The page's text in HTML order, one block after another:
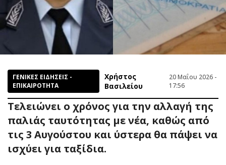
ΓΕΝΙΚΕΣ ΕΙΔΗΣΕΙΣ -
ΕΠΙΚΑΙΡΟΤΗΤΑ
Χρήστος
Βασιλείου
20 Μαΐου 2026 -
17:56
Τελειώνει ο χρόνος για την αλλαγή της
παλιάς ταυτότητας με νέα, καθώς από
τις 3 Αυγούστου και ύστερα θα πάψει να
ισχύει για ταξίδια.